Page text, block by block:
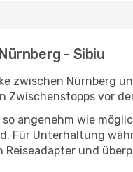
- Sibiu
zwischen Nürnberg
Zwischenstopps vor
so angenehm wie
Für Unterhaltung
Reiseadapter und